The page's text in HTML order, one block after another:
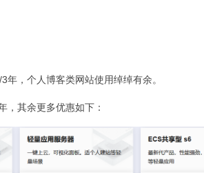
，个人博客类网站使用绰绰有余。
，其余更多优惠如下：